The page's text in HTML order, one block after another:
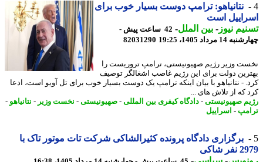
نتانیاهو: ترامپ دوست بسیار خوب برای
است
نیوز-بین الملل-
42 ساعت پیش -
مرداد 1405، 19:25
82031290
وزیر رژیم صهیونیستی، ترامپ تروریست را
دولت برای این رژیم غاصب اشغالگر توصیف
- نتانیاهو با بیان اینکه ترامپ یک دوست بسیار خوب برای تل آویو است، ادعا
که از تلاش های ...
صهیونیستی-دادگاه کیفری بین المللی-صهیونیستی-نخست وزیر - نتانیاهو-
-اسراییل
برگزاری دادگاه پرونده کثیرالشاکی شرکت تات موتور تاک با
شاکی